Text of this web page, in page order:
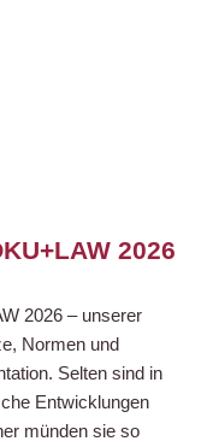
2026
2026 – unserer
Normen und
Selten sind in
Entwicklungen
münden sie so